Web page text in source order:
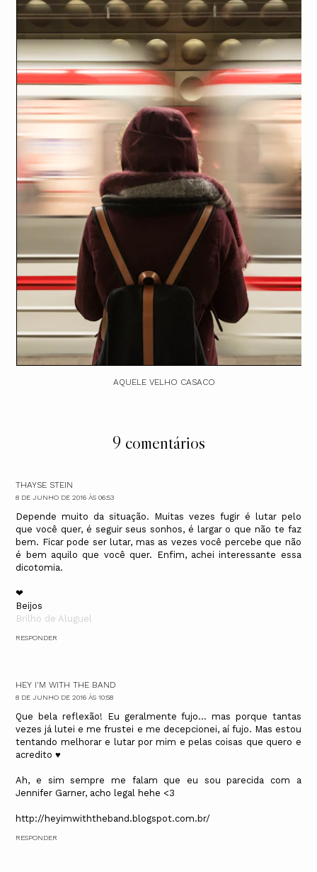
AQUELE VELHO CASACO
9 comentários
THAYSE STEIN
8 DE JUNHO DE 2016 ÀS 06:53
Depende muito da situação. Muitas vezes fugir é lutar pelo
que você quer, é seguir seus sonhos, é largar o que não te faz
bem. Ficar pode ser lutar, mas as vezes você percebe que não
é bem aquilo que você quer. Enfim, achei interessante essa
dicotomia.
❤
Beijos
Brilho de Aluguel
RESPONDER
HEY I'M WITH THE BAND
8 DE JUNHO DE 2016 ÀS 10:58
Que bela reflexão! Eu geralmente fujo... mas porque tantas
vezes já lutei e me frustei e me decepcionei, aí fujo. Mas estou
tentando melhorar e lutar por mim e pelas coisas que quero e
acredito ♥
Ah, e sim sempre me falam que eu sou parecida com a
Jennifer Garner, acho legal hehe <3
http://heyimwiththeband.blogspot.com.br/
RESPONDER